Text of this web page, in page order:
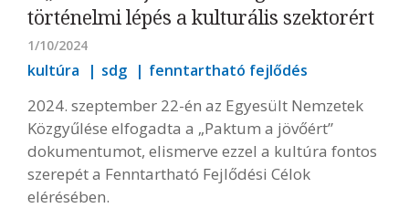
történelmi lépés a kulturális szektorért
1/10/2024
kultúra sdg fenntartható fejlődés
2024. szeptember 22-én az Egyesült Nemzetek
Közgyűlése elfogadta a „Paktum a jövőért”
dokumentumot, elismerve ezzel a kultúra fontos
szerepét a Fenntartható Fejlődési Célok
elérésében.